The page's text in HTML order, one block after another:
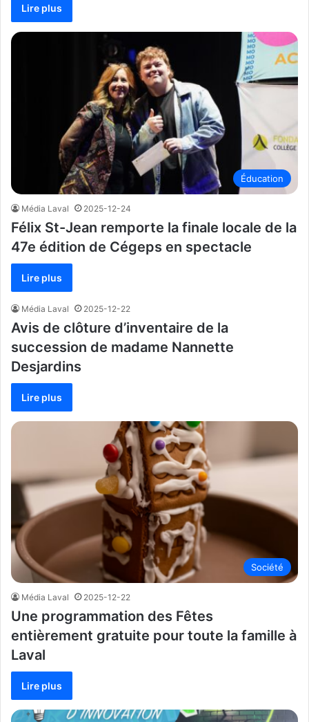
Lire plus
Éducation
Média Laval 2025-12-24
Félix St-Jean remporte la finale locale de la
47e édition de Cégeps en spectacle
Lire plus
Média Laval 2025-12-22
Avis de clôture d’inventaire de la
succession de madame Nannette
Desjardins
Lire plus
Société
Média Laval 2025-12-22
Une programmation des Fêtes
entièrement gratuite pour toute la famille à
Laval
Lire plus